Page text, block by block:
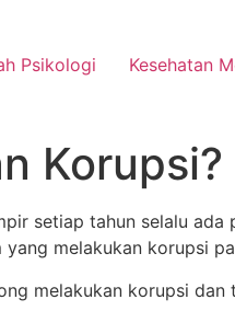
Psikologi Kesehatan
Korupsi?
setiap tahun selalu
melakukan korupsi
melakukan korupsi